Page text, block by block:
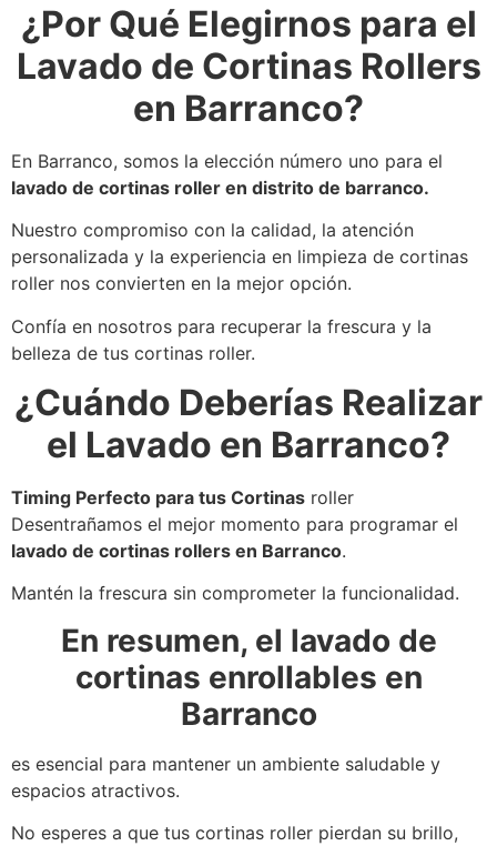
¿Por Qué Elegirnos para el
Lavado de Cortinas Rollers
en Barranco?
En Barranco, somos la elección número uno para el
lavado de cortinas roller en distrito de barranco.
Nuestro compromiso con la calidad, la atención
personalizada y la experiencia en limpieza de cortinas
roller nos convierten en la mejor opción.
Confía en nosotros para recuperar la frescura y la
belleza de tus cortinas roller.
¿Cuándo Deberías Realizar
el Lavado en Barranco?
Timing Perfecto para tus Cortinas roller
Desentrañamos el mejor momento para programar el
lavado de cortinas rollers en Barranco.
Mantén la frescura sin comprometer la funcionalidad.
En resumen, el lavado de
cortinas enrollables en
Barranco
es esencial para mantener un ambiente saludable y
espacios atractivos.
No esperes a que tus cortinas roller pierdan su brillo,